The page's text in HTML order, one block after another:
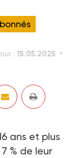
: 15.05.2025
ans et plus
% de leur